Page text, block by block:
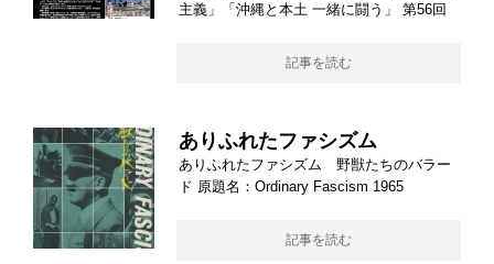
主義」「沖縄と本土 一緒に闘う」 第56回
記事を読む
ありふれたファシズム
ありふれたファシズム 野獣たちのバラー
ド 原題名：Ordinary Fascism 1965
記事を読む